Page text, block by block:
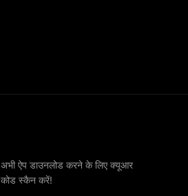
अभी ऐप डाउनलोड करने के लिए क्यूआर
कोड स्कैन करें!